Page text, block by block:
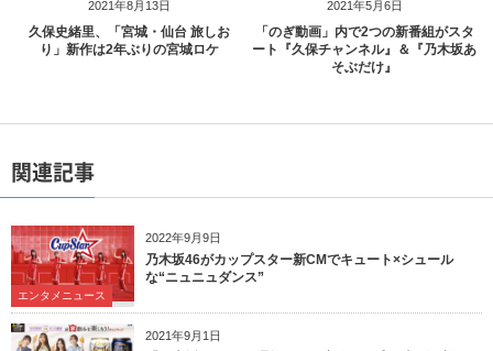
2021年8月13日
久保史緒里、「宮城・仙台 旅しお
り」新作は2年ぶりの宮城ロケ
2021年5月6日
「のぎ動画」内で2つの新番組がスタ
ート『久保チャンネル』＆『乃木坂あ
そぶだけ』
関連記事
2022年9月9日
エンタメニュース
乃木坂46がカップスター新CMでキュート×シュール
な“ニュニュダンス”
2021年9月1日